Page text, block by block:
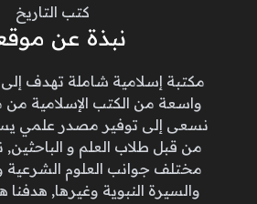
كتب التاريخ
نبذة عن
مكتبة إسلامية شاملة تهدف
واسعة من الكتب الإسلامية
نسعى إلى توفير مصدر علمي
من قبل طلاب العلم و
مختلف جوانب العلوم الشرعية
والسيرة النبوية وغيرها,